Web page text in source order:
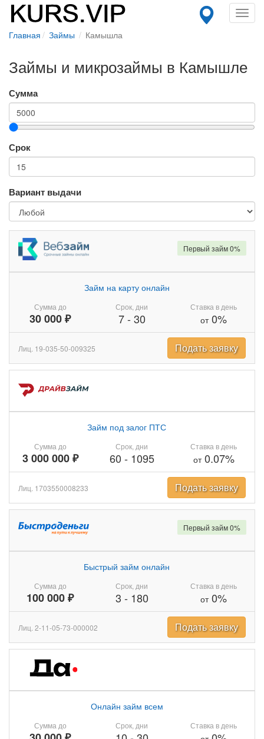
Главная Займы Камышла
Займы и микрозаймы в Камышле
Сумма
Срок
Вариант выдачи
Сумма до
30 000 ₽
Займ на карту онлайн
Срок, дни
7- 30
Ставка в день
от0%
Первый займ 0%
Лиц. 19-035-50-009325 Подать заявку
Сумма до
3 000 000 ₽
Займ под залог ПТС
Срок, дни
60 - 1095
Ставка в день
от0.07%
Лиц. 1703550008233 Подать заявку
Сумма до
100 000 ₽
Быстрый займ онлайн
Срок, дни
3 - 180
Ставка в день
от0%
Первый займ 0%
Лиц. 2-11-05-73-000002 Подать заявку
Сумма до
Онлайн займ всем
Срок, дни Ставка в день